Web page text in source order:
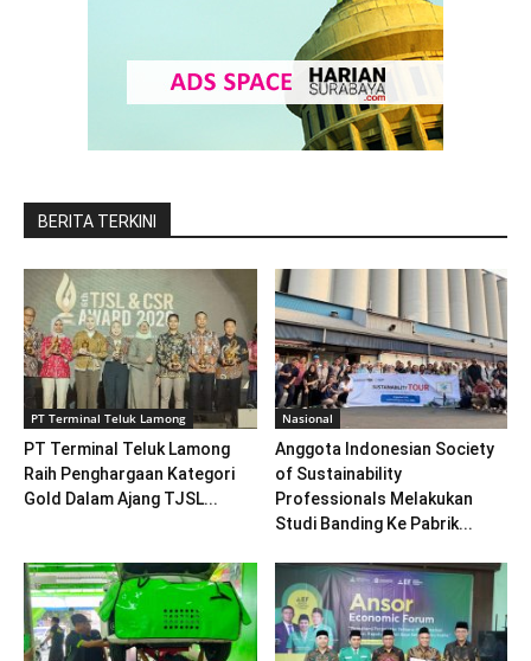
BERITA TERKINI
PT Terminal Teluk Lamong
PT Terminal Teluk Lamong
Raih Penghargaan Kategori
Gold Dalam Ajang TJSL...
Nasional
Anggota Indonesian Society
of Sustainability
Professionals Melakukan
Studi Banding Ke Pabrik...